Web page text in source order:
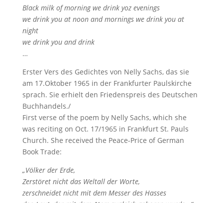
Black milk of morning we drink yoz evenings
we drink you at noon and mornings we drink you at
night
we drink you and drink
…
Erster Vers des Gedichtes von Nelly Sachs, das sie
am 17.Oktober 1965 in der Frankfurter Paulskirche
sprach. Sie erhielt den Friedenspreis des Deutschen
Buchhandels./
First verse of the poem by Nelly Sachs, which she
was reciting on Oct. 17/1965 in Frankfurt St. Pauls
Church. She received the Peace-Price of German
Book Trade:
„Völker der Erde,
Zerstöret nicht das Weltall der Worte,
zerschneidet nicht mit dem Messer des Hasses